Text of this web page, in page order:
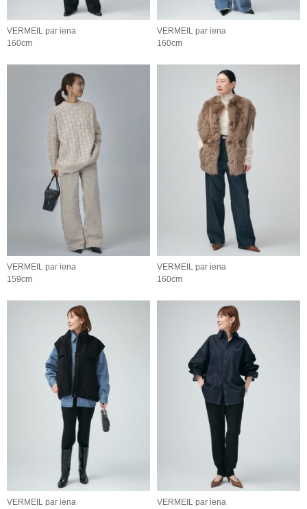
VERMEIL par iena
160cm
VERMEIL par iena
160cm
VERMEIL par iena
159cm
VERMEIL par iena
160cm
VERMEIL par iena
VERMEIL par iena